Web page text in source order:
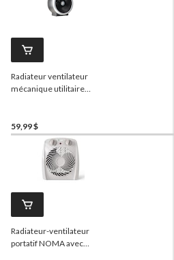
Radiateur ventilateur
mécanique utilitaire
59,99 $
Radiateur-ventilateur
portatif NOMA avec